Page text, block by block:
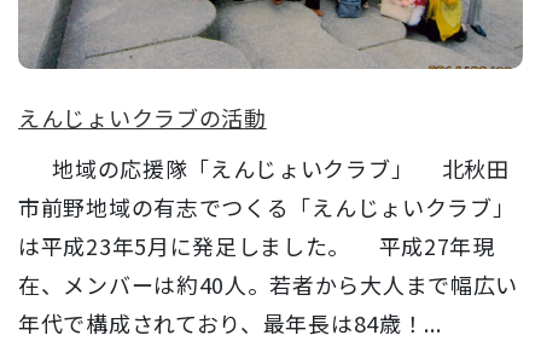
えんじょいクラブの活動
地域の応援隊「えんじょいクラブ」 北秋田
市前野地域の有志でつくる「えんじょいクラブ」
は平成23年5月に発足しました。 平成27年現
在、メンバーは約40人。若者から大人まで幅広い
年代で構成されており、最年長は84歳！...